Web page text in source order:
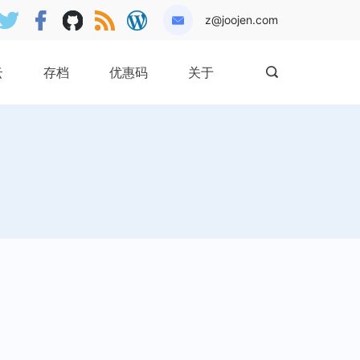
z@joojen.com
存档 优惠码 关于